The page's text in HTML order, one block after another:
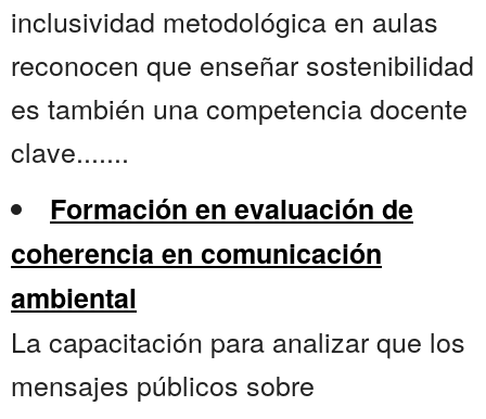
inclusividad metodológica en aulas
reconocen que enseñar sostenibilidad
es también una competencia docente
clave.......
Formación en evaluación de
coherencia en comunicación
ambiental
La capacitación para analizar que los
mensajes públicos sobre